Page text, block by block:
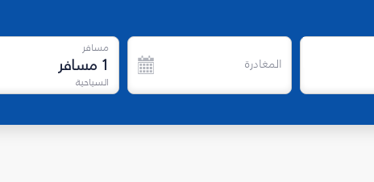
المغادرة
مسافر
1 مسافر
السياحية